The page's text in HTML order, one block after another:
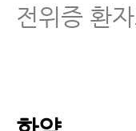
전위증 환